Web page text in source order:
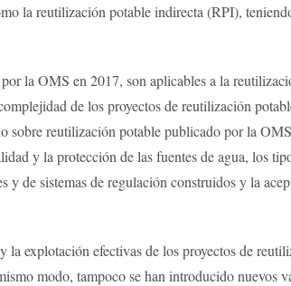
la reutilización potable indirecta (RPI),
la OMS en 2017, son aplicables a la
de los proyectos de reutilización
sobre reutilización potable publicado por la
y la protección de las fuentes de agua, los
y de sistemas de regulación construidos y la
explotación efectivas de los proyectos de
modo, tampoco se han introducido nuevos